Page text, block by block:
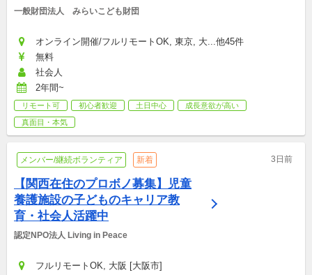
一般財団法人　みらいこども財団
オンライン開催/フルリモートOK, 東京, 大...他45件
無料
社会人
2年間~
リモート可 初心者歓迎 土日中心
成長意欲が高い
真面目・本気
メンバー/継続ボランティア 新着 3日前
【関西在住のプロボノ募集】児童
養護施設の子どものキャリア教
育・社会人活躍中
認定NPO法人 Living in Peace
フルリモートOK, 大阪 [大阪市]